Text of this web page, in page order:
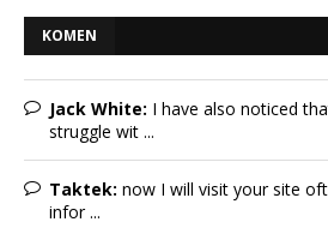
KOMEN
Jack White: I have also noticed
struggle wit ...
Taktek: now I will visit your site
infor ...